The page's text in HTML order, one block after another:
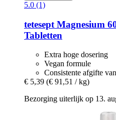
5.0 (1)
tetesept Magnesium
Tabletten
Extra hoge dosering
Vegan formule
Consistente afgifte
€ 5,39 (€ 91,51 / kg)
Bezorging uiterlijk op 13.